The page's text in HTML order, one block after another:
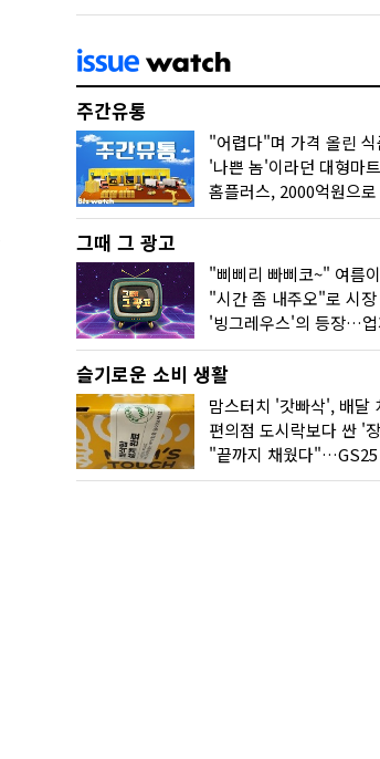
주간유통
그때 그 광고
슬기로운 소비 생활